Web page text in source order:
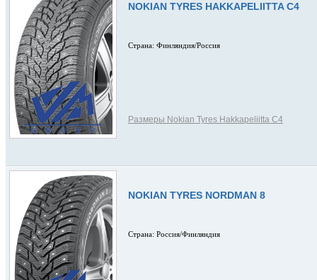
NOKIAN TYRES HAKKAPELIITTA C4
Страна: Финляндия/Россия
Размеры Nokian Tyres Hakkapeliitta C4
NOKIAN TYRES NORDMAN 8
Страна: Россия/Финляндия